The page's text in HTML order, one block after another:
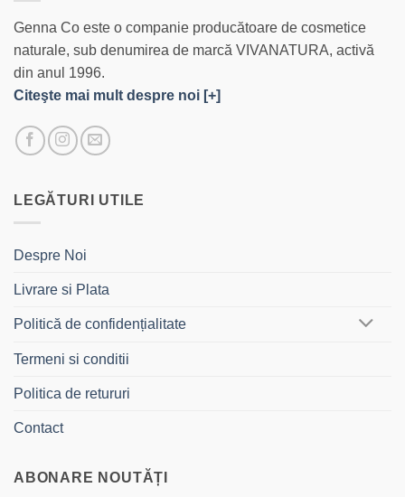
Genna Co este o companie producătoare de cosmetice
naturale, sub denumirea de marcă VIVANATURA, activă
din anul 1996.
Citeşte mai mult despre noi [+]
LEGĂTURI UTILE
Despre Noi
Livrare si Plata
Politică de confidențialitate
Termeni si conditii
Politica de retururi
Contact
ABONARE NOUTĂȚI